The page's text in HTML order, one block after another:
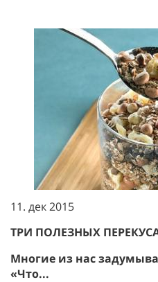
11. дек 2015
ТРИ ПОЛЕЗНЫХ
Многие из нас
«Что...